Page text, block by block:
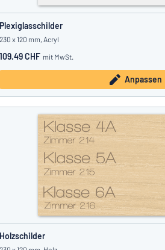
Plexiglasschilder
230 x 120 mm, Acryl
109.49 CHF mit MwSt.
Anpassen
Holzschilder